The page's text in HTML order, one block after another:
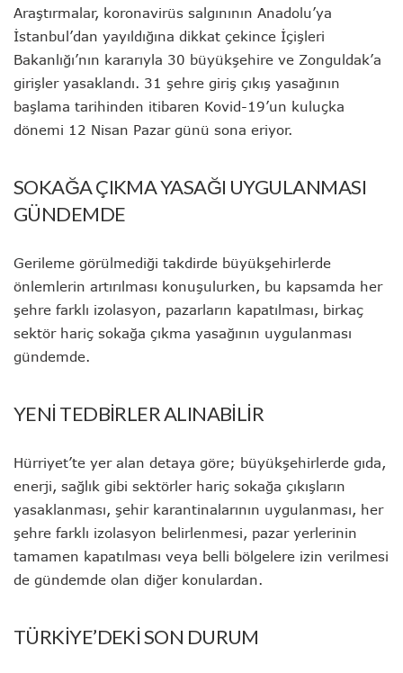
Araştırmalar, koronavirüs salgınının Anadolu’ya
İstanbul’dan yayıldığına dikkat çekince İçişleri
Bakanlığı’nın kararıyla 30 büyükşehire ve Zonguldak’a
girişler yasaklandı. 31 şehre giriş çıkış yasağının
başlama tarihinden itibaren Kovid-19’un kuluçka
dönemi 12 Nisan Pazar günü sona eriyor.
SOKAĞA ÇIKMA YASAĞI UYGULANMASI
GÜNDEMDE
Gerileme görülmediği takdirde büyükşehirlerde
önlemlerin artırılması konuşulurken, bu kapsamda her
şehre farklı izolasyon, pazarların kapatılması, birkaç
sektör hariç sokağa çıkma yasağının uygulanması
gündemde.
YENİ TEDBİRLER ALINABİLİR
Hürriyet’te yer alan detaya göre; büyükşehirlerde gıda,
enerji, sağlık gibi sektörler hariç sokağa çıkışların
yasaklanması, şehir karantinalarının uygulanması, her
şehre farklı izolasyon belirlenmesi, pazar yerlerinin
tamamen kapatılması veya belli bölgelere izin verilmesi
de gündemde olan diğer konulardan.
TÜRKİYE’DEKİ SON DURUM